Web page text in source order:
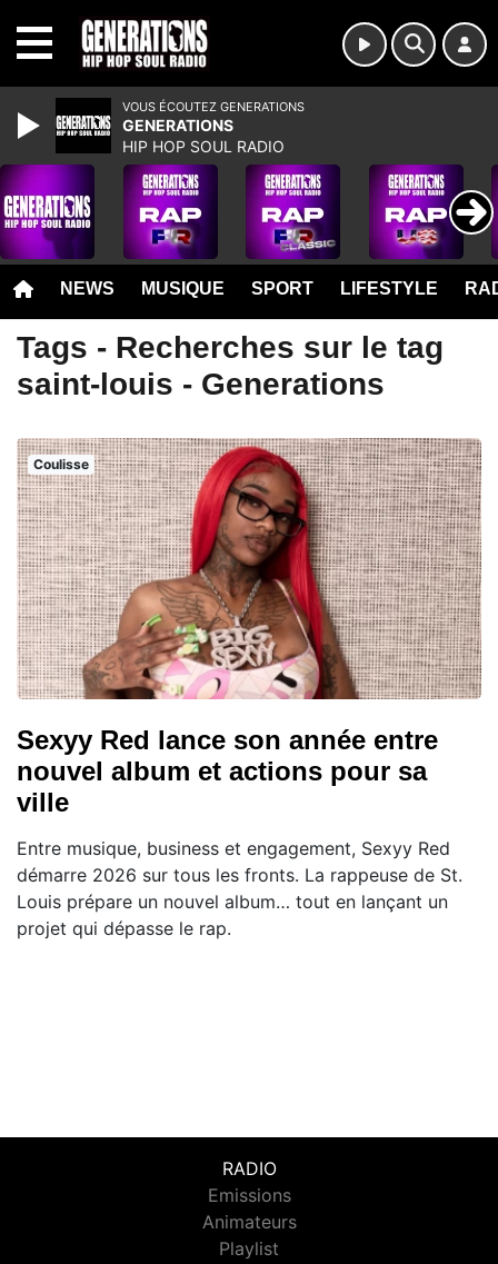
NEWS MUSIQUE SPORT LIFESTYLE
Tags - Recherches sur le tag
saint-louis - Generations
Coulisse
Sexyy Red lance son année entre
nouvel album et actions pour sa
ville
Entre musique, business et engagement, Sexyy Red
démarre 2026 sur tous les fronts. La rappeuse de St.
Louis prépare un nouvel album… tout en lançant un
projet qui dépasse le rap.
RADIO
Emissions
Animateurs
Playlist
VOUS ÉCOUTEZ GENERATIONS
GENERATIONS
HIP HOP SOUL RADIO